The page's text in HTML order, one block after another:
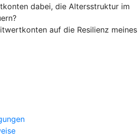
dabei, die Altersstruktur im
auf die Resilienz meines